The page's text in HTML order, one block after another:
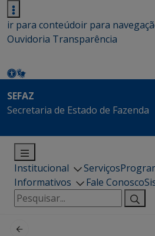
ir para conteúdoir para
Ouvidoria Transparência
SEFAZ
Secretaria de Estado de Fazenda
Institucional Serviços
Informativos
Fale Conosco
Pesquisar
por: